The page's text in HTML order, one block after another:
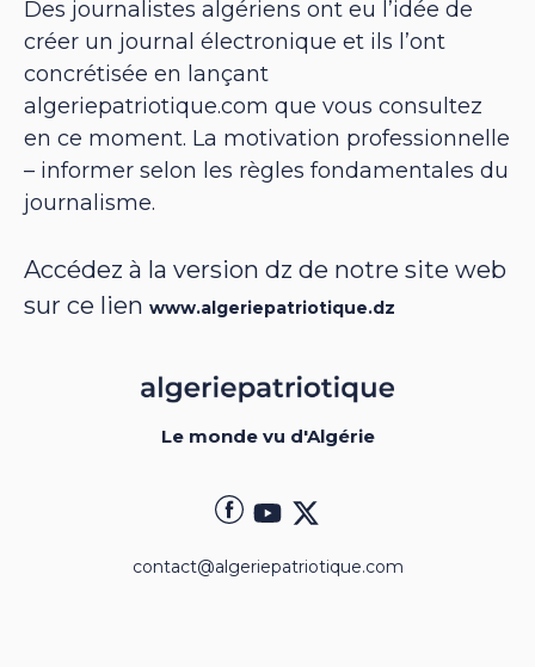
Des journalistes algériens ont eu l’idée de
créer un journal électronique et ils l’ont
concrétisée en lançant
algeriepatriotique.com que vous consultez
en ce moment. La motivation professionnelle
– informer selon les règles fondamentales du
journalisme.
Accédez à la version dz de notre site web
sur ce lien www.algeriepatriotique.dz
Le monde vu d'Algérie
contact@algeriepatriotique.com